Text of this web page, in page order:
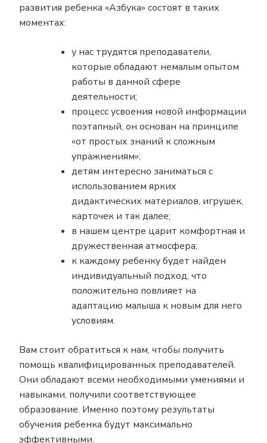
развития ребенка «Азбука» состоят в таких
моментах:
у нас трудятся преподаватели,
которые обладают немалым опытом
работы в данной сфере
деятельности;
процесс усвоения новой информации
поэтапный, он основан на принципе
«от простых знаний к сложным
упражнениям»;
детям интересно заниматься с
использованием ярких
дидактических материалов, игрушек,
карточек и так далее;
в нашем центре царит комфортная и
дружественная атмосфера;
к каждому ребенку будет найден
индивидуальный подход, что
положительно повлияет на
адаптацию малыша к новым для него
условиям.
Вам стоит обратиться к нам, чтобы получить
помощь квалифицированных преподавателей.
Они обладают всеми необходимыми умениями и
навыками, получили соответствующее
образование. Именно поэтому результаты
обучения ребенка будут максимально
эффективными.